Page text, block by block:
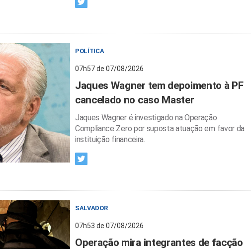
POLÍTICA
07h57 de 07/08/2026
Jaques Wagner tem depoimento à PF
cancelado no caso Master
Jaques Wagner é investigado na Operação
Compliance Zero por suposta atuação em favor da
instituição financeira.
SALVADOR
07h53 de 07/08/2026
Operação mira integrantes de facção